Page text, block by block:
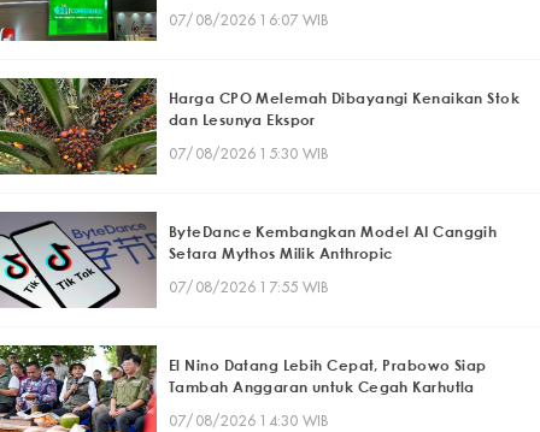
07/08/2026 16:07 WIB
Harga CPO Melemah Dibayangi Kenaikan Stok
dan Lesunya Ekspor
07/08/2026 15:30 WIB
ByteDance Kembangkan Model AI Canggih
Setara Mythos Milik Anthropic
07/08/2026 17:55 WIB
El Nino Datang Lebih Cepat, Prabowo Siap
Tambah Anggaran untuk Cegah Karhutla
07/08/2026 14:30 WIB